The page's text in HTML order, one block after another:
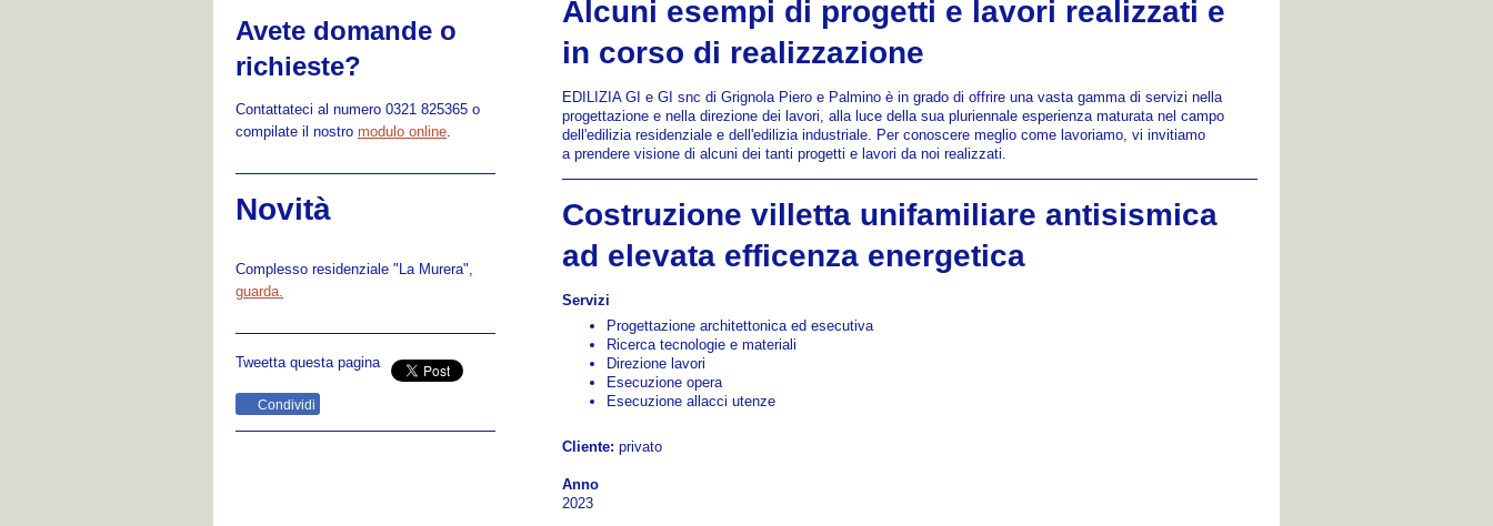
Alcuni esempi di progetti e lavori realizzati e
in corso di realizzazione
EDILIZIA GI e GI snc di Grignola Piero e Palmino è in grado di offrire una vasta gamma di servizi nella
progettazione e nella direzione dei lavori, alla luce della sua pluriennale esperienza maturata nel campo
dell'edilizia residenziale e dell'edilizia industriale. Per conoscere meglio come lavoriamo, vi invitiamo
a prendere visione di alcuni dei tanti progetti e lavori da noi realizzati.
Costruzione villetta unifamiliare antisismica
ad elevata efficenza energetica
Servizi
Progettazione architettonica ed esecutiva
Ricerca tecnologie e materiali
Direzione lavori
Esecuzione opera
Esecuzione allacci utenze
Cliente: privato
Anno
2023
Avete domande o
richieste?
Contattateci al numero 0321 825365 o
compilate il nostro modulo online
Novità
Complesso residenziale "La Murera",
guarda.
Tweetta questa pagina
Condividi